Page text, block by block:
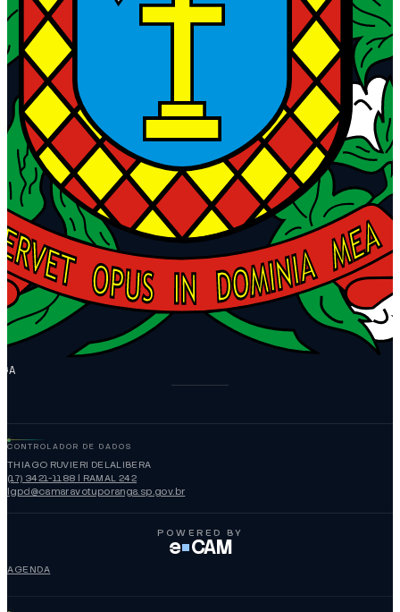
CONTROLADOR DE DADOS
THIAGO RUVIERI DELALIBERA
(17) 3421-1188 | RAMAL 242
lgpd@camaravotuporanga.sp.gov.br
POWERED BY
e CAM
AGENDA